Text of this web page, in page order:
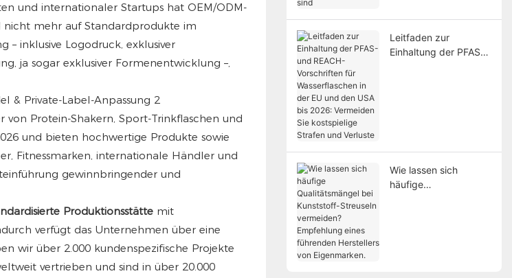
und internationaler Startups hat OEM/ODM-
nicht mehr auf Standardprodukte im
– inklusive Logodruck, exklusiver
ja sogar exklusiver Formenentwicklung –,
Protein-Shakern, Sport-Trinkflaschen und
und bieten hochwertige Produkte sowie
Fitnessmarken, internationale Händler und
gewinnbringender und
Produktionsstättemit
verfügt das Unternehmen über eine
wir über 2.000 kundenspezifische Projekte
vertrieben und sind in über 20.000
sind
Leitfaden zur
Einhaltung der PFAS-
und Verluste
Wie lassen sich
häufige